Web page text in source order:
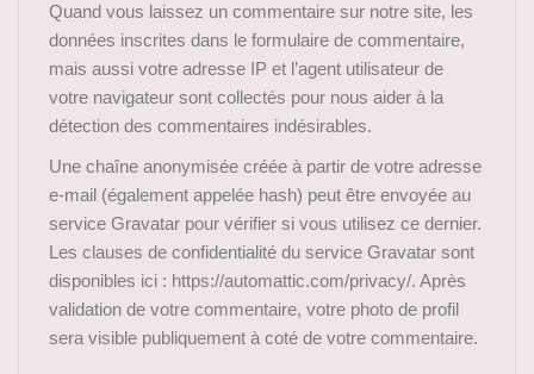
Quand vous laissez un commentaire sur notre site, les
données inscrites dans le formulaire de commentaire,
mais aussi votre adresse IP et l’agent utilisateur de
votre navigateur sont collectés pour nous aider à la
détection des commentaires indésirables.
Une chaîne anonymisée créée à partir de votre adresse
e-mail (également appelée hash) peut être envoyée au
service Gravatar pour vérifier si vous utilisez ce dernier.
Les clauses de confidentialité du service Gravatar sont
disponibles ici : https://automattic.com/privacy/. Après
validation de votre commentaire, votre photo de profil
sera visible publiquement à coté de votre commentaire.